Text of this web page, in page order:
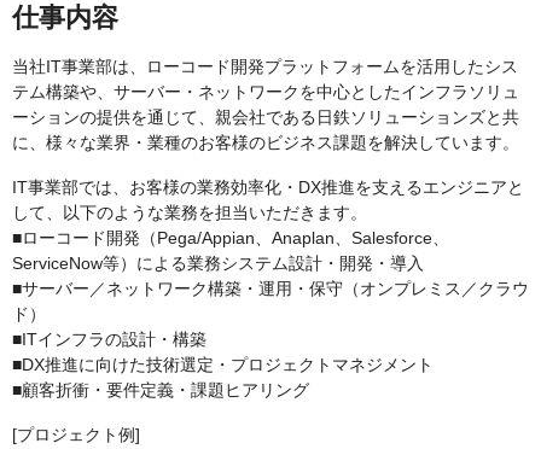
仕事内容
当社IT事業部は、ローコード開発プラットフォームを活用したシス
テム構築や、サーバー・ネットワークを中心としたインフラソリュ
ーションの提供を通じて、親会社である日鉄ソリューションズと共
に、様々な業界・業種のお客様のビジネス課題を解決しています。
IT事業部では、お客様の業務効率化・DX推進を支えるエンジニアと
して、以下のような業務を担当いただきます。
■ローコード開発（Pega/Appian、Anaplan、Salesforce、
ServiceNow等）による業務システム設計・開発・導入
■サーバー／ネットワーク構築・運用・保守（オンプレミス／クラウ
ド）
■ITインフラの設計・構築
■DX推進に向けた技術選定・プロジェクトマネジメント
■顧客折衝・要件定義・課題ヒアリング
[プロジェクト例]